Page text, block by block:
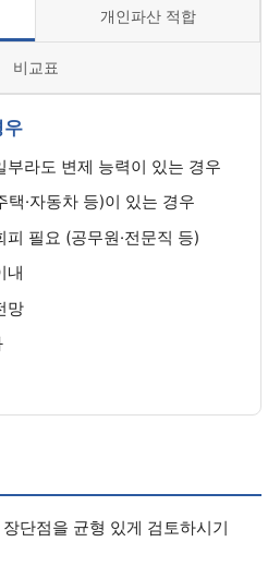
개인파산 적합
비교표
우
부라도 변제 능력이 있는 경우
택·자동차 등)이 있는 경우
필요 (공무원·전문직 등)
내
망
단점을 균형 있게 검토하시기